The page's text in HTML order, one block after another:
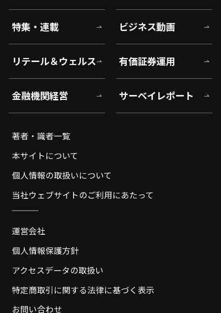
特集・連載 ビジネス動画
リテール＆ウェルス 有価証券運用
金融機関経営 サーベイレポート
著者・識者一覧
本サイトについて
個人情報の取扱いについて
当社ウェブサイトのご利用にあたって
運営会社
個人情報保護方針
アクセスデータの取扱い
特定商取引に関する法律に基づく表示
お問い合わせ